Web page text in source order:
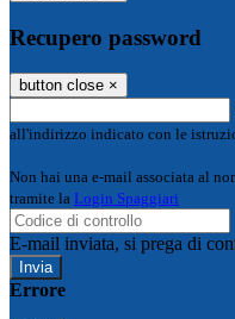
Recupero password
button close ×
all'indirizzo indicato con le
Non hai una e-mail associata al
tramite la Login Spaggiari
E-mail inviata, si prega di
Errore